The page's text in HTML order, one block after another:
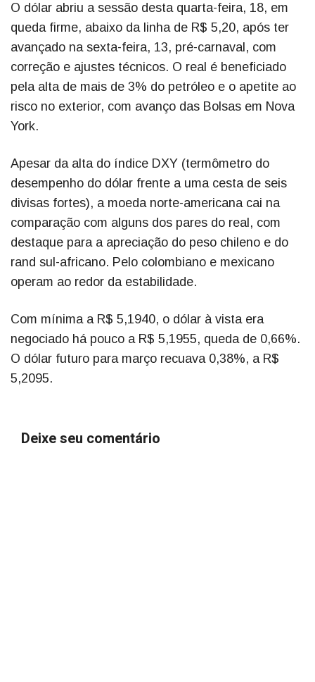
O dólar abriu a sessão desta quarta-feira, 18, em
queda firme, abaixo da linha de R$ 5,20, após ter
avançado na sexta-feira, 13, pré-carnaval, com
correção e ajustes técnicos. O real é beneficiado
pela alta de mais de 3% do petróleo e o apetite ao
risco no exterior, com avanço das Bolsas em Nova
York.
Apesar da alta do índice DXY (termômetro do
desempenho do dólar frente a uma cesta de seis
divisas fortes), a moeda norte-americana cai na
comparação com alguns dos pares do real, com
destaque para a apreciação do peso chileno e do
rand sul-africano. Pelo colombiano e mexicano
operam ao redor da estabilidade.
Com mínima a R$ 5,1940, o dólar à vista era
negociado há pouco a R$ 5,1955, queda de 0,66%.
O dólar futuro para março recuava 0,38%, a R$
5,2095.
Deixe seu comentário